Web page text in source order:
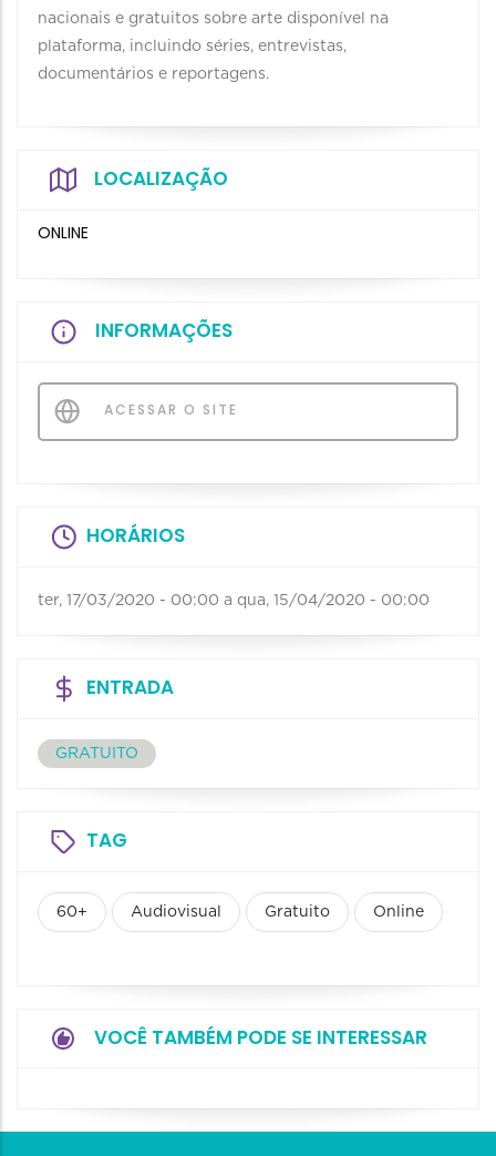
nacionais e gratuitos sobre arte disponível na
plataforma, incluindo séries, entrevistas,
documentários e reportagens.
LOCALIZAÇÃO
ONLINE
INFORMAÇÕES
ACESSAR O SITE
HORÁRIOS
ter, 17/03/2020 - 00:00 a qua, 15/04/2020 - 00:00
ENTRADA
GRATUITO
TAG
60+ Audiovisual Gratuito Online
VOCÊ TAMBÉM PODE SE INTERESSAR